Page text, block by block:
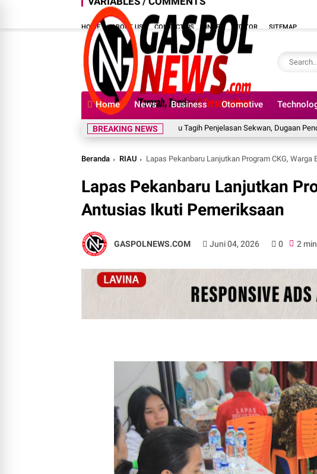
HOME ABOUT US CONTACT US INDEX EDITOR SITEMAP
Home News Business Otomotive
BREAKING NEWS
BASMI Riau Tagih Penjelasan Sekwan, Dugaan Pencairan
Beranda RIAU Lapas Pekanbaru Lanjutkan Program CKG,
Lapas Pekanbaru Lanjutkan
Antusias Ikuti Pemeriksaan
GASPOLNEWS.COM Juni 04, 2026 0 2